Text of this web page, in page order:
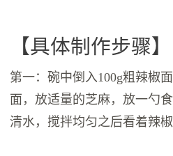
【具体制作步骤】
第一：碗中倒入100g粗辣椒
面，放适量的芝麻，放一勺
清水，搅拌均匀之后看着辣